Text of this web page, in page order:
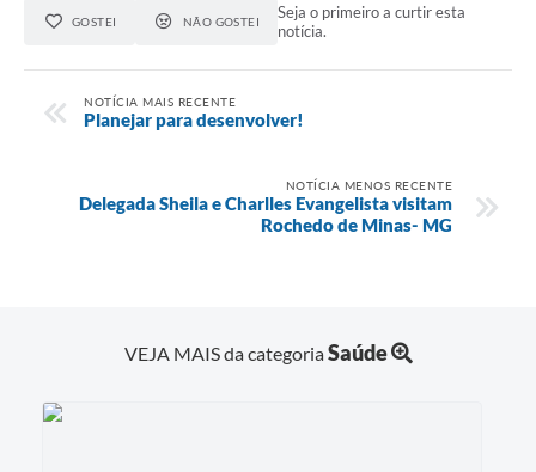
GOSTEI NÃO GOSTEI
Seja o primeiro a curtir esta
notícia.
NOTÍCIA MAIS RECENTE
Planejar para desenvolver!
NOTÍCIA MENOS RECENTE
Delegada Sheila e Charlles Evangelista visitam
Rochedo de Minas- MG
VEJA MAIS da categoriaSaúde